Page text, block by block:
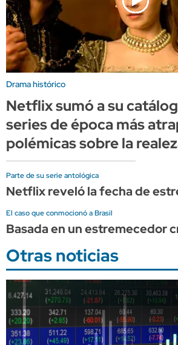
Drama histórico
Netflix sumó a su
series de época más
polémicas sobre la
Parte de su serie antológica
Netflix reveló la fecha de
El caso que conmocionó a Brasil
Basada en un estremecedor
Otras noticias